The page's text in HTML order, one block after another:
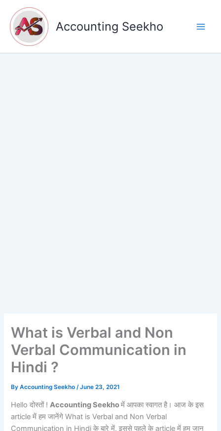
content
Accounting Seekho
What is Verbal and Non
Verbal Communication in
Hindi ?
ByAccounting Seekho/June 23, 2021
Hello दोस्तों !Accounting Seekhoमें आपका स्वागत है। आज के इस
article में हम जानेंगे What is Verbal and Non Verbal
Communication in Hindi के बारे में, इससे पहले के article में हम जान